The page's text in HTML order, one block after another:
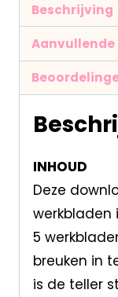
Beschrijving
INHOUD
Deze
werkbladen
5
breuken in
is de teller